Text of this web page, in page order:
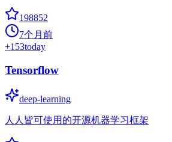
198852
7个月前
+153today
Tensorflow
deep-learning
人人皆可使用的开源机器学习框架